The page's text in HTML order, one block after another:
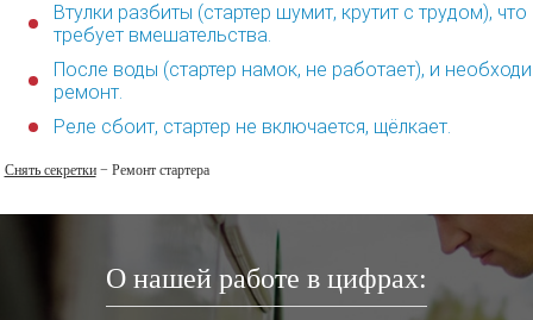
Втулки разбиты (стартер шумит, крутит с трудом), что
требует вмешательства.
После воды (стартер намок, не работает), и
ремонт.
Реле сбоит, стартер не включается, щёлкает.
Снять секретки − Ремонт стартера
О нашей работе в цифрах: